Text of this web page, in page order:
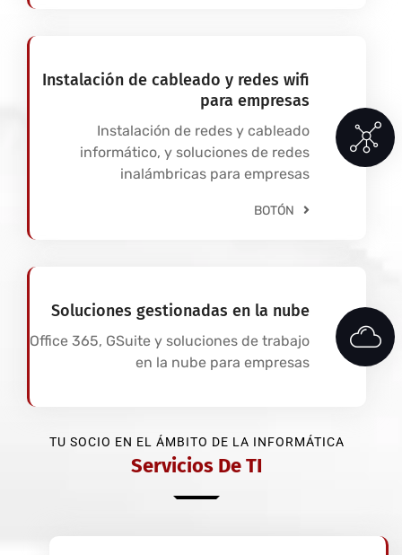
Instalación de cableado y redes wifi
para empresas
Instalación de redes y cableado
informático, y soluciones de redes
inalámbricas para empresas
BOTÓN
Soluciones gestionadas en la nube
Office 365, GSuite y soluciones de trabajo
en la nube para empresas
TU SOCIO EN EL ÁMBITO DE LA INFORMÁTICA
Servicios De TI